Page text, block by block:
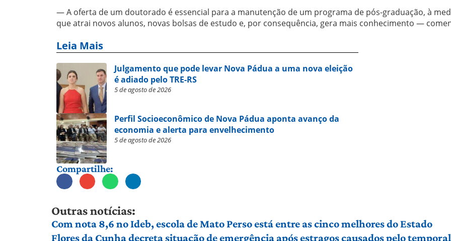
— A oferta de um doutorado é essencial para a manutenção de um programa de pós-graduação, à
que atrai novos alunos, novas bolsas de estudo e, por consequência, gera mais conhecimento —
Leia Mais
Julgamento que pode levar Nova Pádua a uma nova eleição
é adiado pelo TRE-RS
5 de agosto de 2026
Perfil Socioeconômico de Nova Pádua aponta avanço da
economia e alerta para envelhecimento
5 de agosto de 2026
Compartilhe:
Outras notícias:
Com nota 8,6 no Ideb, escola de Mato Perso está entre as cinco melhores do Estado
Flores da Cunha decreta situação de emergência após estragos causados pelo